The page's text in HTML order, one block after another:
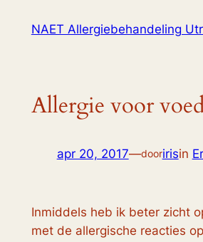
NAET Allergiebehandeling
Allergie voor
apr 20, 2017—dooririsin
Inmiddels heb ik beter zicht
met de allergische reacties